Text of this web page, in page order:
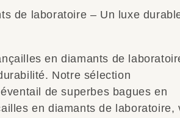
de laboratoire – Un luxe
en diamants de
Notre sélection
de superbes bagues en
en diamants de laboratoire,